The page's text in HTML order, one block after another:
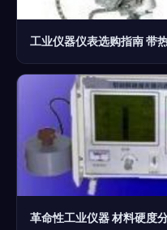
革命性工业仪器 材料硬度